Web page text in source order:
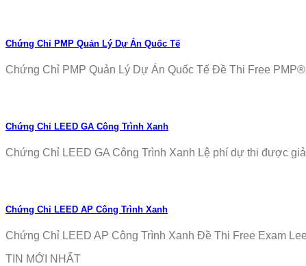
Chứng Chỉ PMP Quản Lý Dự Án Quốc Tế
Chứng Chỉ PMP Quản Lý Dự Án Quốc Tế Đề Thi Free
Chứng Chỉ LEED GA Công Trình Xanh
Chứng Chỉ LEED GA Công Trình Xanh Lệ phí dự thi được
Chứng Chỉ LEED AP Công Trình Xanh
Chứng Chỉ LEED AP Công Trình Xanh Đề Thi Free Exam
TIN MỚI NHẤT